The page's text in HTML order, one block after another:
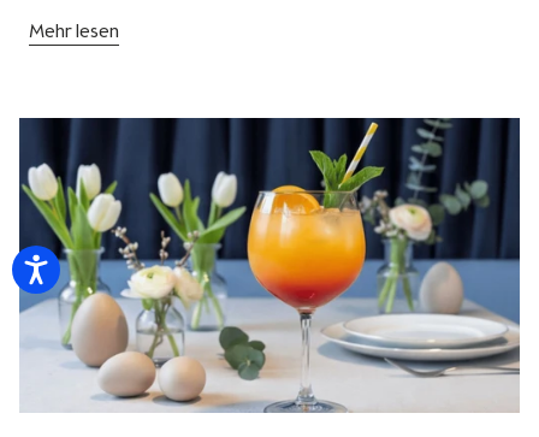
Mehr lesen